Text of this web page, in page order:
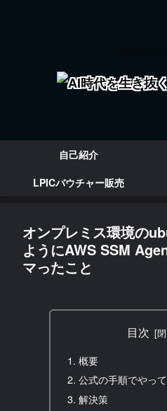
自己紹介
LPICバウチャー販売
オンプレミス環境の
ようにAWS SSM
マったこと
目次
概要
公式の手順でやっ
解決策